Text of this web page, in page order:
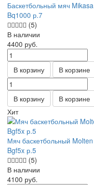
Баскетбольный мяч Mikasa
Bq1000 р.7
(5)
В наличии
4400 руб.
В корзину В корзине
В корзину В корзине
Хит
Мяч баскетбольный Molten
Bgf5x р.5
(5)
В наличии
4100 руб.